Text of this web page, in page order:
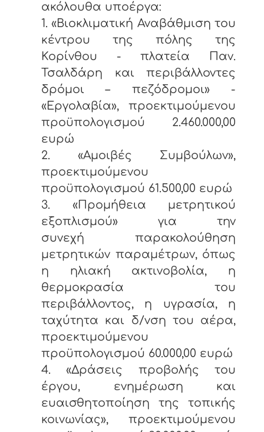
ακόλουθα υποέργα:
1. «Βιοκλιματική Αναβάθμιση του
κέντρου της πόλης της
Κορίνθου - πλατεία Παν.
Τσαλδάρη και περιβάλλοντες
δρόμοι – πεζόδρομοι» -
«Εργολαβία», προεκτιμούμενου
προϋπολογισμού 2.460.000,00
ευρώ
2. «Αμοιβές Συμβούλων»,
προεκτιμούμενου
προϋπολογισμού 61.500,00 ευρώ
3. «Προμήθεια μετρητικού
εξοπλισμού» για την
συνεχή παρακολούθηση
μετρητικών παραμέτρων, όπως
η ηλιακή ακτινοβολία, η
θερμοκρασία του
περιβάλλοντος, η υγρασία, η
ταχύτητα και δ/νση του αέρα,
προεκτιμούμενου
προϋπολογισμού 60.000,00 ευρώ
4. «Δράσεις προβολής του
έργου, ενημέρωση και
ευαισθητοποίηση της τοπικής
κοινωνίας», προεκτιμούμενου